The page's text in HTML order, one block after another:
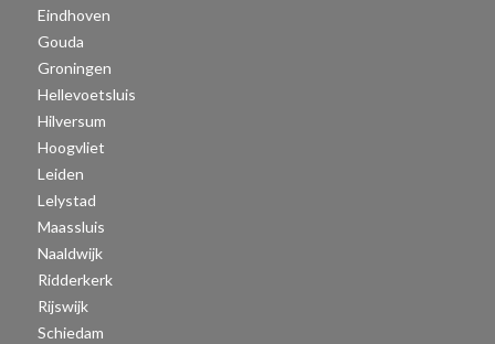
Eindhoven
Gouda
Groningen
Hellevoetsluis
Hilversum
Hoogvliet
Leiden
Lelystad
Maassluis
Naaldwijk
Ridderkerk
Rijswijk
Schiedam